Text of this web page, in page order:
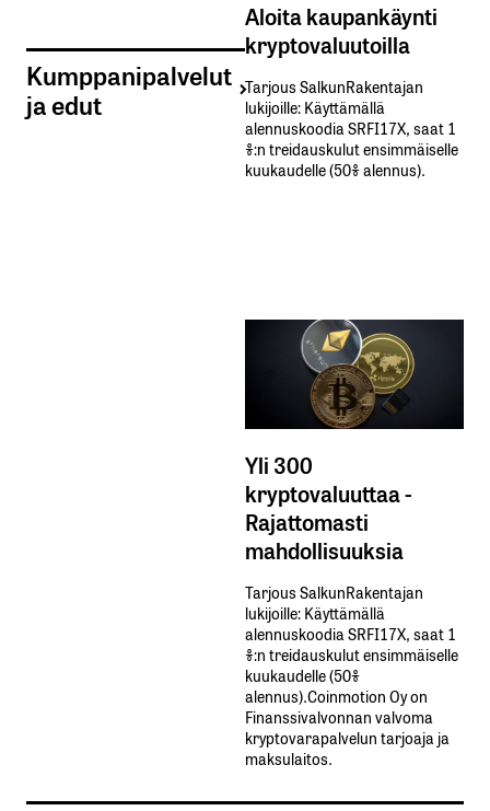
Kumppanipalvelut
ja edut
Aloita kaupankäynti
kryptovaluutoilla
Tarjous SalkunRakentajan
lukijoille: Käyttämällä​ ​
alennuskoodia​ ​SRFI17X,​ ​saat​ ​1
%:n treidauskulut​ ​ensimmäiselle​ ​
kuukaudelle​ ​(50%​ ​alennus).
Yli 300
kryptovaluuttaa -
Rajattomasti
mahdollisuuksia
Tarjous SalkunRakentajan
lukijoille: Käyttämällä​ ​
alennuskoodia​ ​SRFI17X,​ ​saat​ ​1
%:n treidauskulut​ ​ensimmäiselle​ ​
kuukaudelle​ ​(50%​ ​
alennus).Coinmotion Oy on
Finanssivalvonnan valvoma
kryptovarapalvelun tarjoaja ja
maksulaitos.